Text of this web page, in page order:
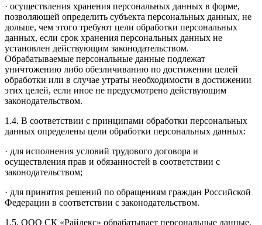
· осуществления хранения персональных данных в форме,
позволяющей определить субъекта персональных данных, не
дольше, чем этого требуют цели обработки персональных
данных, если срок хранения персональных данных не
установлен действующим законодательством.
Обрабатываемые персональные данные подлежат
уничтожению либо обезличиванию по достижении целей
обработки или в случае утраты необходимости в достижении
этих целей, если иное не предусмотрено действующим
законодательством.
1.4. В соответствии с принципами обработки персональных
данных определены цели обработки персональных данных:
· для исполнения условий трудового договора и
осуществления прав и обязанностей в соответствии с
законодательством;
· для принятия решений по обращениям граждан Российской
Федерации в соответствии с законодательством.
1.5. ООО СК «Райдекс» обрабатывает персональные данные,